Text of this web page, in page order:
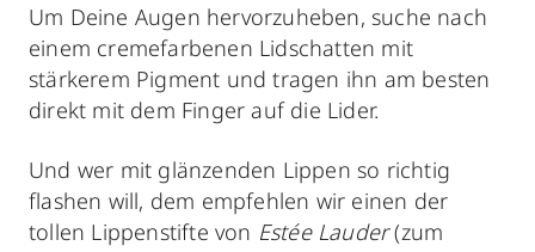
Um Deine Augen hervorzuheben, suche nach
einem cremefarbenen Lidschatten mit
stärkerem Pigment und tragen ihn am besten
direkt mit dem Finger auf die Lider.
Und wer mit glänzenden Lippen so richtig
flashen will, dem empfehlen wir einen der
tollen Lippenstifte von Estée Lauder(zum